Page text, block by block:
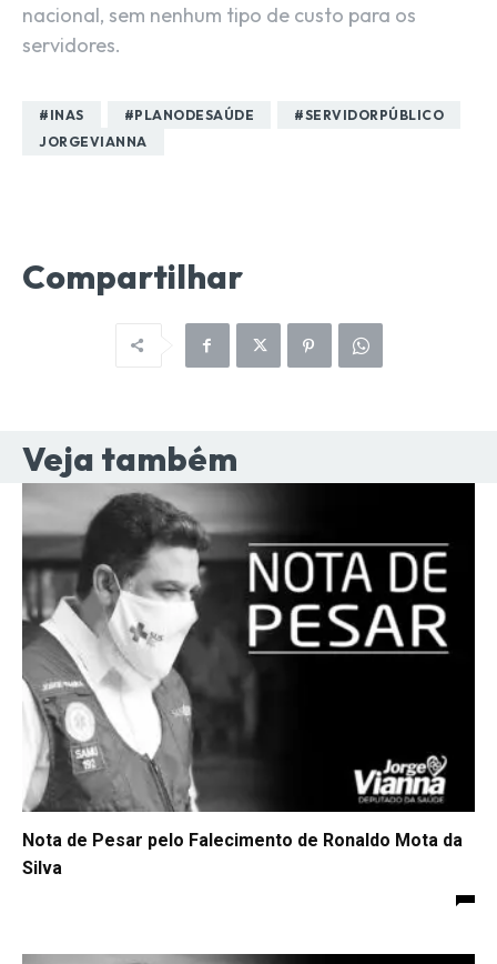
nacional, sem nenhum tipo de custo para os
servidores.
#INAS #PLANODESAÚDE
#SERVIDORPÚBLICO
JORGEVIANNA
Compartilhar
Veja também
Nota de Pesar pelo Falecimento de Ronaldo Mota da
Silva